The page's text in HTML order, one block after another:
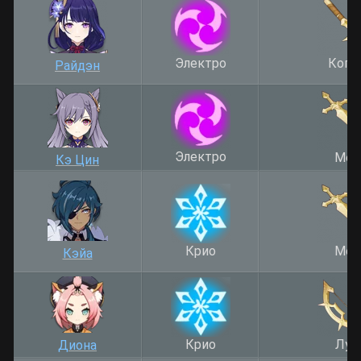
Райдэн Электро
Кэ Цин Электро Меч
Кэйа Крио Меч
Диона Крио Лук